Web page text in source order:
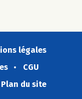
légales
CGU
Plan du site